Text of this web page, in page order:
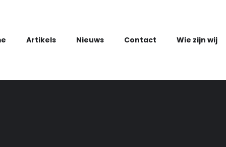
Artikels Nieuws Contact Wie zijn wij